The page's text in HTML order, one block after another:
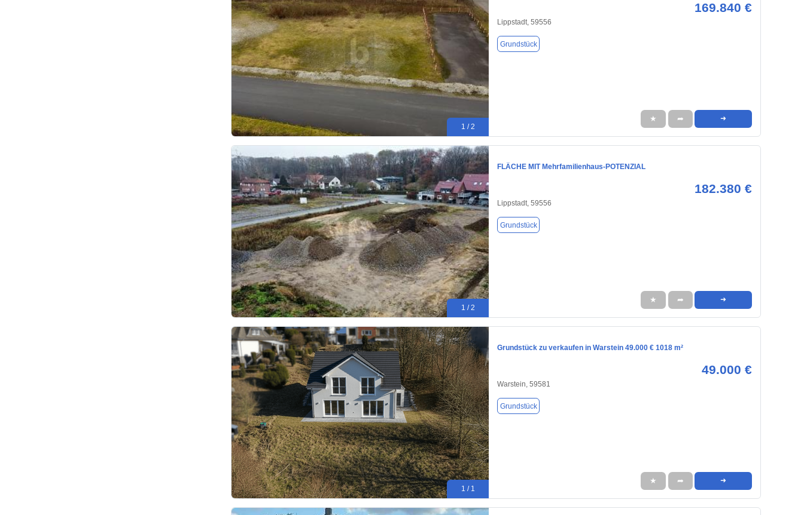
1 / 2
169.840 €
Lippstadt, 59556
Grundstück
★ ➦ ➜
1 / 2
FLÄCHE MIT Mehrfamilienhaus-POTENZIAL
182.380 €
Lippstadt, 59556
Grundstück
★ ➦ ➜
1 / 1
Grundstück zu verkaufen in Warstein 49.000 € 1018 m²
49.000 €
Warstein, 59581
Grundstück
★ ➦ ➜